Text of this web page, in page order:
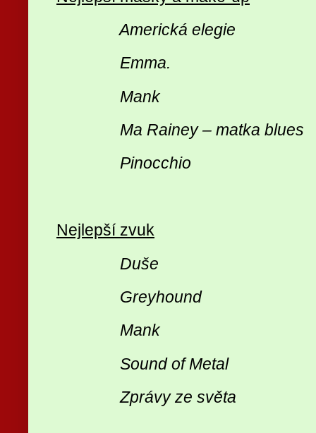
Americká elegie
Emma.
Mank
Ma Rainey – matka blues
Pinocchio
Nejlepší zvuk
Duše
Greyhound
Mank
Sound of Metal
Zprávy ze světa